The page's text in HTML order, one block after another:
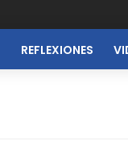
REFLEXIONES